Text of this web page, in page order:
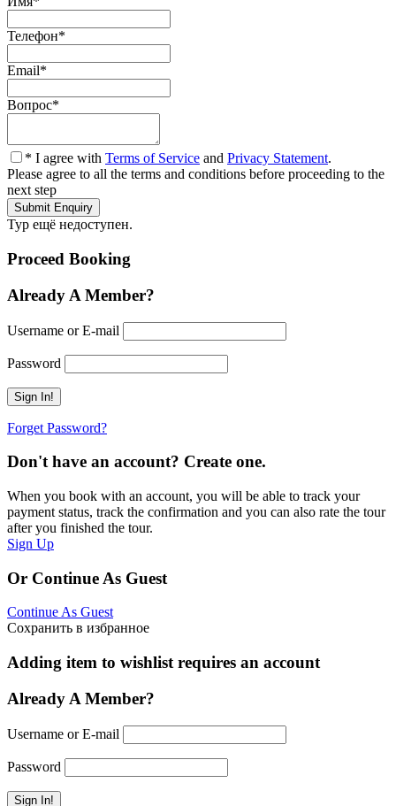
Телефон*
Email*
Вопрос*
* I agree with Terms of Service and Privacy Statement.
Please agree to all the terms and conditions before proceeding to the
next step
Тур ещё недоступен.
Proceed Booking
Already A Member?
Username or E-mail
Password
Forget Password?
Don't have an account? Create one.
When you book with an account, you will be able to track your
payment status, track the confirmation and you can also rate the tour
after you finished the tour.
Sign Up
Or Continue As Guest
Continue As Guest
Сохранить в избранное
Adding item to wishlist requires an account
Already A Member?
Username or E-mail
Password